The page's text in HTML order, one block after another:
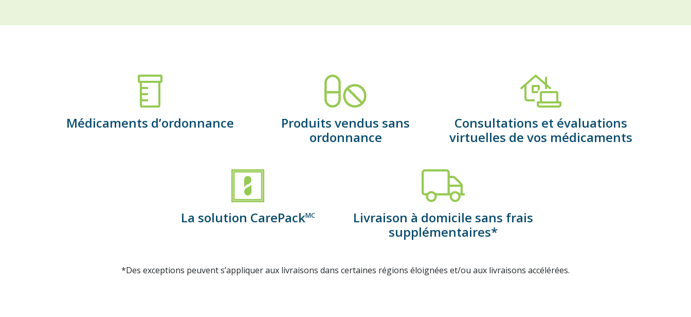
Médicaments d’ordonnance
Produits vendus sans
ordonnance
Consultations et évaluations
virtuelles de vos médicaments
La solution CarePackMC
Livraison à domicile sans frais
supplémentaires*
*Des exceptions peuvent s’appliquer aux livraisons dans certaines régions éloignées et/ou aux livraisons accélérées.